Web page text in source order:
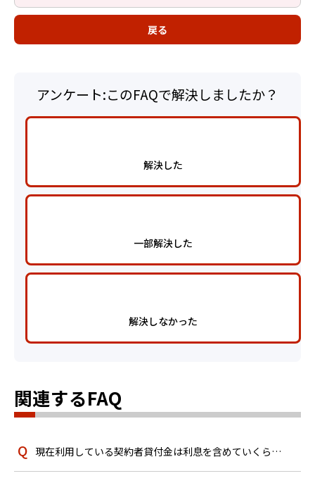
戻る
アンケート:このFAQで解決しましたか？
解決した
一部解決した
解決しなかった
関連するFAQ
現在利用している契約者貸付金は利息を含めていくらですか？